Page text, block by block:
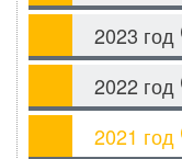
2023 год
2022 год
2021 год